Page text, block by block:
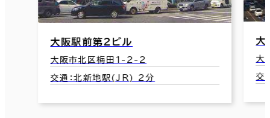
大阪駅前第３ビル
大阪市北区梅田1-1-3
交通：北新地駅(JR) 2分
千